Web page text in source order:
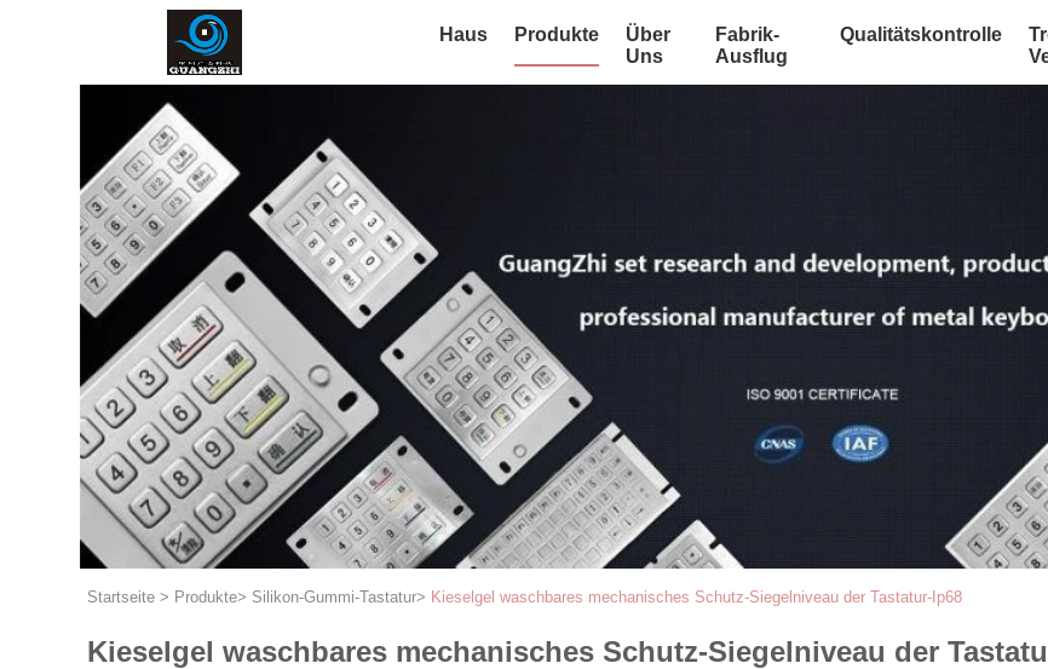
Haus Produkte
Über
Uns
Fabrik-
Ausflug
Qualitätskontrolle
Startseite > Produkte> Silikon-Gummi-Tastatur> Kieselgel waschbares mechanisches Schutz-Siegelniveau der Tastatur-Ip68
Kieselgel waschbares mechanisches Schutz-Siegelniveau der